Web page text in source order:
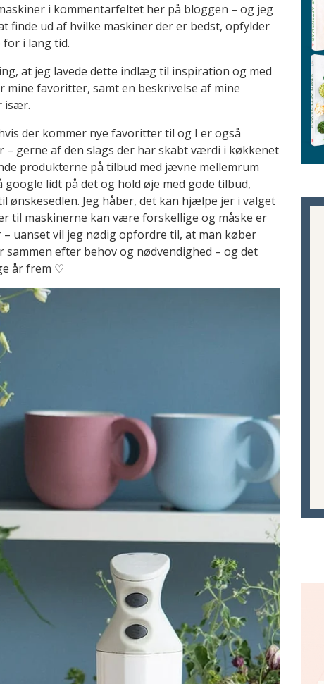
i kommentarfeltet her på bloggen – og jeg
finde ud af hvilke maskiner der er bedst, opfylder
for i lang tid.
at jeg lavede dette indlæg til inspiration og med
favoritter, samt en beskrivelse af mine
især.
der kommer nye favoritter til og I er også
gerne af den slags der har skabt værdi i køkkenet
produkterne på tilbud med jævne mellemrum
lidt på det og hold øje med gode tilbud,
Jeg håber, det kan hjælpe jer i valget
til maskinerne kan være forskellige og måske er
uanset vil jeg nødig opfordre til, at man køber
efter behov og nødvendighed – og det
år frem ♡